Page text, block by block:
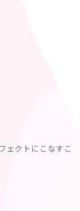
ェクトにこなすこ